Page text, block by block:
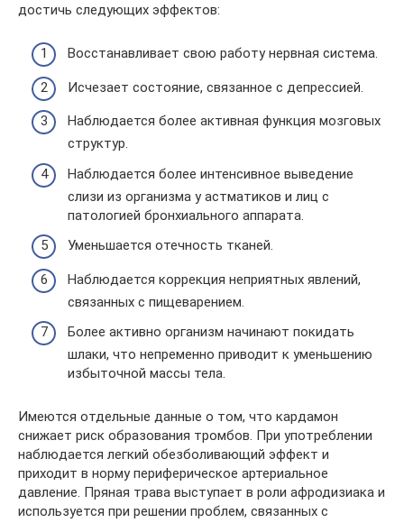
достичь следующих эффектов:
Восстанавливает свою работу нервная система.
Исчезает состояние, связанное с депрессией.
Наблюдается более активная функция мозговых
структур.
Наблюдается более интенсивное выведение
слизи из организма у астматиков и лиц с
патологией бронхиального аппарата.
Уменьшается отечность тканей.
Наблюдается коррекция неприятных явлений,
связанных с пищеварением.
Более активно организм начинают покидать
шлаки, что непременно приводит к уменьшению
избыточной массы тела.
Имеются отдельные данные о том, что кардамон
снижает риск образования тромбов. При употреблении
наблюдается легкий обезболивающий эффект и
приходит в норму периферическое артериальное
давление. Пряная трава выступает в роли афродизиака и
используется при решении проблем, связанных с